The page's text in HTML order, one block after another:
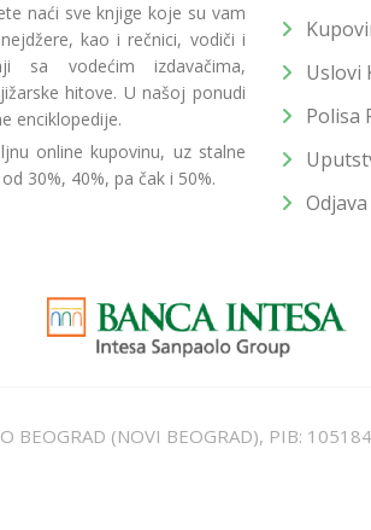
naći sve knjige koje su vam
kao i rečnici, vodiči i
sa vodećim izdavačima,
hitove. U našoj ponudi
enciklopedije.
online kupovinu, uz stalne
30%, 40%, pa čak i 50%.
Uslovi
Polisa
Odjava
(NOVI BEOGRAD), PIB: